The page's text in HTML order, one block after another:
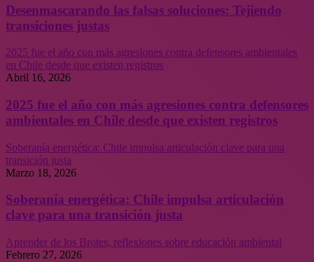
Desenmascarando las falsas soluciones: Tejiendo
transiciones justas
2025 fue el año con más agresiones contra defensores ambientales
en Chile desde que existen registros
Abril 16, 2026
2025 fue el año con más agresiones contra defensores
ambientales en Chile desde que existen registros
Soberanía energética: Chile impulsa articulación clave para una
transición justa
Marzo 18, 2026
Soberanía energética: Chile impulsa articulación
clave para una transición justa
Aprender de los Brotes, reflexiones sobre educación ambiental
Febrero 27, 2026